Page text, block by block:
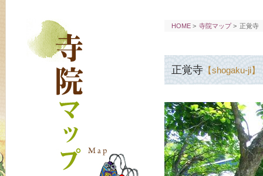
HOME > 寺院マップ> 正覚寺
正覚寺 【shogaku-ji】